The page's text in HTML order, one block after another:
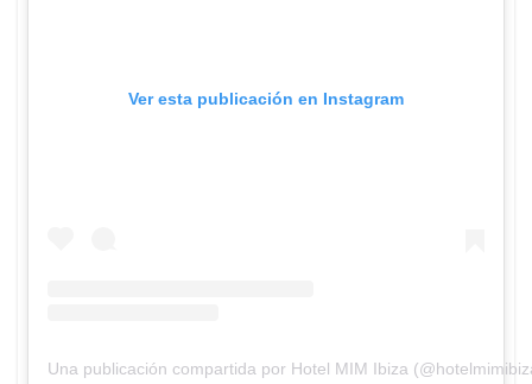
Ver esta publicación en Instagram
Una publicación compartida por Hotel MIM Ibiza